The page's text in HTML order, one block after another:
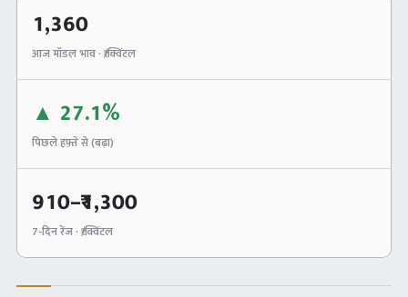
1,360
आज मॉडल भाव · ₹/क्विंटल
▲ 27.1%
पिछले हफ़्ते से (बढ़ा)
910–₹1,300
7-दिन रेंज · ₹/क्विंटल